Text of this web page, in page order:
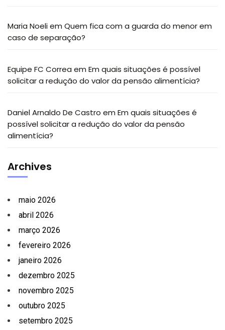
Maria Noeliem Quem fica com a guarda do menor em
caso de separação?
Equipe FC Correa em Em quais situações é possível
solicitar a redução do valor da pensão alimentícia?
Daniel Arnaldo De Castro em Em quais situações é
possível solicitar a redução do valor da pensão
alimentícia?
Archives
maio 2026
abril 2026
março 2026
fevereiro 2026
janeiro 2026
dezembro 2025
novembro 2025
outubro 2025
setembro 2025